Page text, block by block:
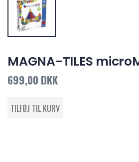
MAGNA-TILES
699,00 DKK